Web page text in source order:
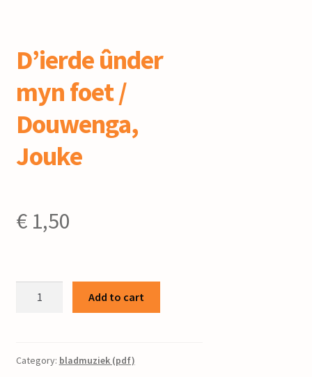
D’ierde ûnder
myn foet /
Douwenga,
Jouke
€1,50
/
Add to cart
Category: bladmuziek (pdf)